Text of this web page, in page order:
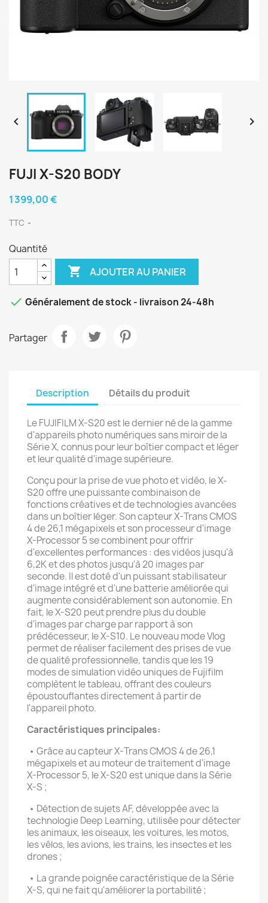
 
FUJI X-S20 BODY
1 399,00 €
TTC
Quantité
 AJOUTER AU PANIER
 Généralement de stock - livraison 24-48h
Partager
Description Détails du produit
Le FUJIFILM X-S20 est le dernier né de la gamme
d'appareils photo numériques sans miroir de la
Série X, connus pour leur boîtier compact et léger
et leur qualité d'image supérieure.
Conçu pour la prise de vue photo et vidéo, le X-
S20 offre une puissante combinaison de
fonctions créatives et de technologies avancées
dans un boîtier léger. Son capteur X-Trans CMOS
4 de 26,1 mégapixels et son processeur d'image
X-Processor 5 se combinent pour offrir
d'excellentes performances : des vidéos jusqu'à
6,2K et des photos jusqu'à 20 images par
seconde. Il est doté d'un puissant stabilisateur
d'image intégré et d'une batterie améliorée qui
augmente considérablement son autonomie. En
fait, le X-S20 peut prendre plus du double
d'images par charge par rapport à son
prédécesseur, le X-S10. Le nouveau mode Vlog
permet de réaliser facilement des prises de vue
de qualité professionnelle, tandis que les 19
modes de simulation vidéo uniques de Fujifilm
complètent le tableau, offrant des couleurs
époustouflantes directement à partir de
l'appareil photo.
Caractéristiques principales:
• Grâce au capteur X-Trans CMOS 4 de 26,1
mégapixels et au moteur de traitement d'image
X-Processor 5, le X-S20 est unique dans la Série
X-S ;
• Détection de sujets AF, développée avec la
technologie Deep Learning, utilisée pour détecter
les animaux, les oiseaux, les voitures, les motos,
les vélos, les avions, les trains, les insectes et les
drones ;
• La grande poignée caractéristique de la Série
X-S, qui ne fait qu'améliorer la portabilité ;